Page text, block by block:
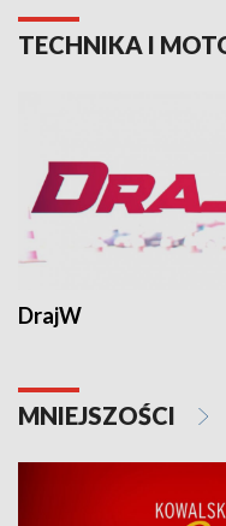
TECHNIKA I
DrajW
MNIEJSZOŚCI